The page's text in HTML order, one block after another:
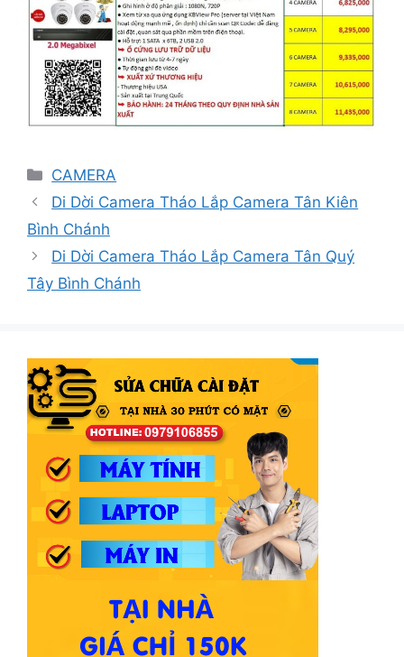
Danh
mục
CAMERA
Di Dời Camera Tháo Lắp Camera Tân Kiên
Bình Chánh
Di Dời Camera Tháo Lắp Camera Tân Quý
Tây Bình Chánh